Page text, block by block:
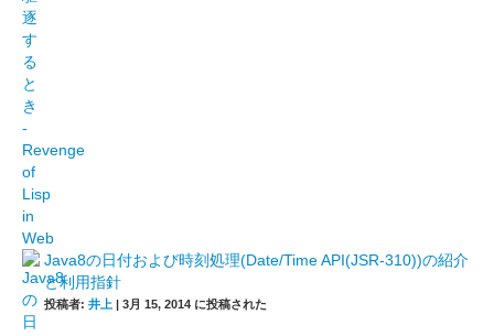
Java8の日付および時刻処理(Date/Time API(JSR-310))の紹介
と利用指針
投稿者: 井上 3月 15, 2014 に投稿された